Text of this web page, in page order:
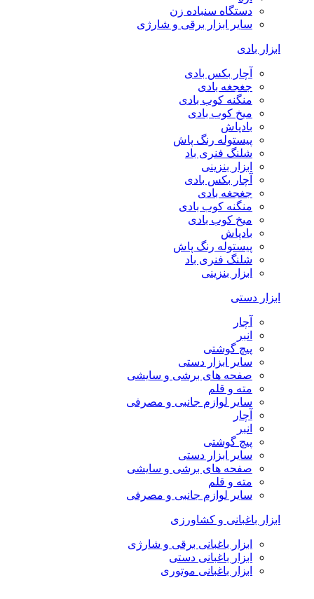
دستگاه سنباده زن
سایر ابزار برقی و شارژی
ابزار بادی
آچار بکس بادی
جغجغه بادی
منگنه کوب بادی
میخ کوب بادی
بادپاش
پیستوله رنگ پاش
شلنگ فنری باد
ابزار بنزینی
آچار بکس بادی
جغجغه بادی
منگنه کوب بادی
میخ کوب بادی
بادپاش
پیستوله رنگ پاش
شلنگ فنری باد
ابزار بنزینی
ابزار دستی
آچار
انبر
پیچ گوشتی
سایر ابزار دستی
صفحه های برشی و سایشی
مته و قلم
سایر لوازم جانبی و مصرفی
آچار
انبر
پیچ گوشتی
سایر ابزار دستی
صفحه های برشی و سایشی
مته و قلم
سایر لوازم جانبی و مصرفی
ابزار باغبانی و کشاورزی
ابزار باغبانی برقی و شارژی
ابزار باغبانی دستی
ابزار باغبانی موتوری